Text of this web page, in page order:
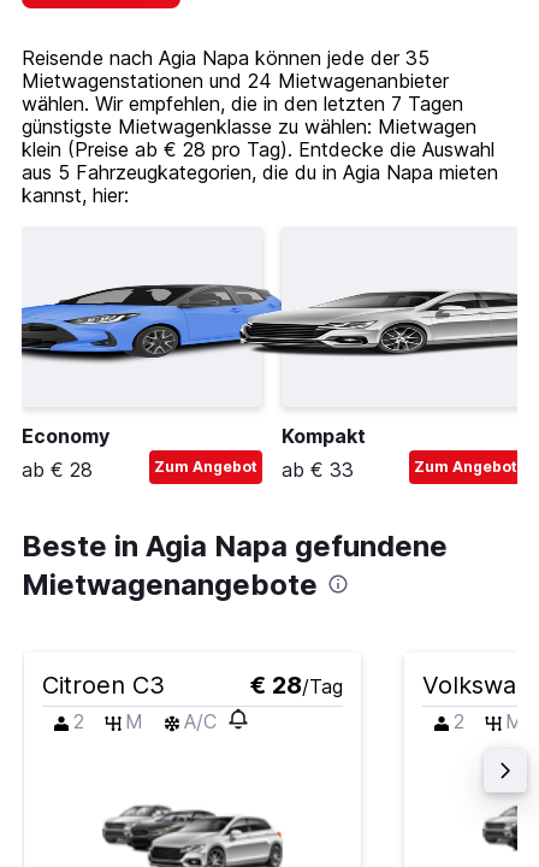
Reisende nach Agia Napa können jede der 35
Mietwagenstationen und 24 Mietwagenanbieter
wählen. Wir empfehlen, die in den letzten 7 Tagen
günstigste Mietwagenklasse zu wählen: Mietwagen
klein (Preise ab € 28 pro Tag). Entdecke die Auswahl
aus 5 Fahrzeugkategorien, die du in Agia Napa mieten
kannst, hier:
Economy
ab € 28
Zum Angebot
Kompakt
ab € 33
Zum Angebot
Beste in Agia Napa gefundene
Mietwagenangebote
Citroen C3 € 28/Tag
2
M A/C 2 M